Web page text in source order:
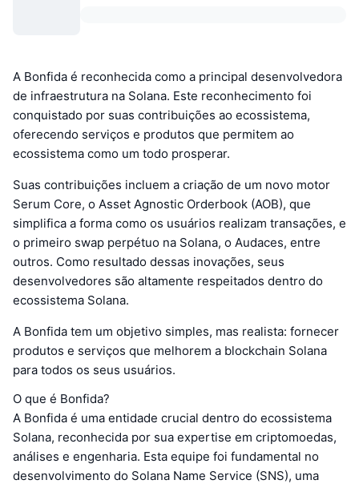
A Bonfida é reconhecida como a principal desenvolvedora
de infraestrutura na Solana. Este reconhecimento foi
conquistado por suas contribuições ao ecossistema,
oferecendo serviços e produtos que permitem ao
ecossistema como um todo prosperar.
Suas contribuições incluem a criação de um novo motor
Serum Core, o Asset Agnostic Orderbook (AOB), que
simplifica a forma como os usuários realizam transações, e
o primeiro swap perpétuo na Solana, o Audaces, entre
outros. Como resultado dessas inovações, seus
desenvolvedores são altamente respeitados dentro do
ecossistema Solana.
A Bonfida tem um objetivo simples, mas realista: fornecer
produtos e serviços que melhorem a blockchain Solana
para todos os seus usuários.
O que é Bonfida?
A Bonfida é uma entidade crucial dentro do ecossistema
Solana, reconhecida por sua expertise em criptomoedas,
análises e engenharia. Esta equipe foi fundamental no
desenvolvimento do Solana Name Service (SNS), uma